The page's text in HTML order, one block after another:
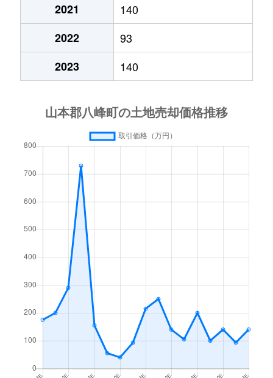
2021
140
2022
93
2023
140